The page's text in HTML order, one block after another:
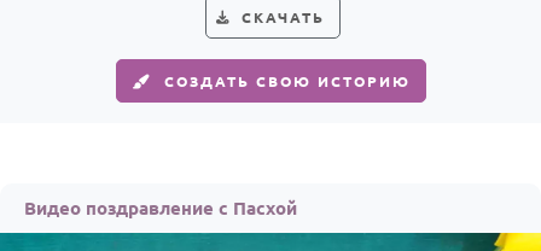
СКАЧАТЬ
СОЗДАТЬ СВОЮ ИСТОРИЮ
Видео поздравление с Пасхой